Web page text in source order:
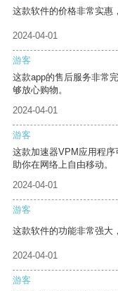
这款软件的价格非常实惠
2024-04-01
游客
这款app的售后服务非常
够放心购物。
2024-04-01
游客
这款加速器VPM应用程
助你在网络上自由移动。
2024-04-01
游客
这款软件的功能非常强大
2024-04-01
游客